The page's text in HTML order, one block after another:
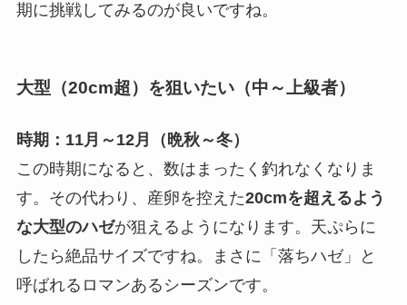
期に挑戦してみるのが良いですね。
大型（20cm超）を狙いたい（中～上級者）
時期：11月～12月（晩秋～冬）
この時期になると、数はまったく釣れなくなりま
す。その代わり、産卵を控えた20cmを超えるよう
な大型のハゼが狙えるようになります。天ぷらに
したら絶品サイズですね。まさに「落ちハゼ」と
呼ばれるロマンあるシーズンです。